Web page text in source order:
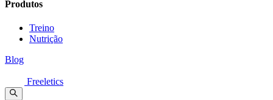
Produtos
Treino
Nutrição
Blog
Freeletics